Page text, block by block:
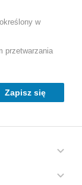
w
przetwarzania
Zapisz się